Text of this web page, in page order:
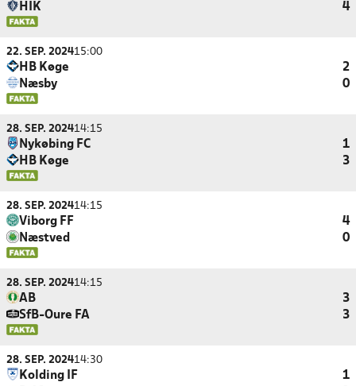
HIK
4
22. SEP. 202415:00
HB Køge
2
Næsby
0
28. SEP. 202414:15
Nykøbing FC
1
HB Køge
3
28. SEP. 202414:15
Viborg FF
4
Næstved
0
28. SEP. 202414:15
AB
3
SfB-Oure FA
3
28. SEP. 202414:30
Kolding IF
1